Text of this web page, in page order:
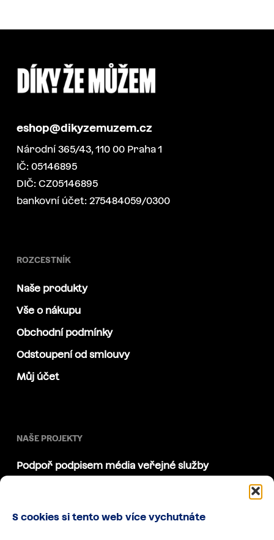
S cookies si tento web více vychutnáte
eshop@dikyzemuzem.cz
Národní 365/43, 110 00 Praha 1
IČ: 05146895
DIČ: CZ05146895
bankovní účet: 275484059/0300
ROZCESTNÍK
Naše produkty
Vše o nákupu
Obchodní podmínky
Odstoupení od smlouvy
Můj účet
NAŠE PROJEKTY
Podpoř podpisem média veřejné služby